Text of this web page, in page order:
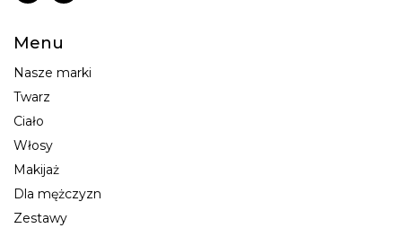
Menu
Nasze marki
Twarz
Ciało
Włosy
Makijaż
Dla mężczyzn
Zestawy